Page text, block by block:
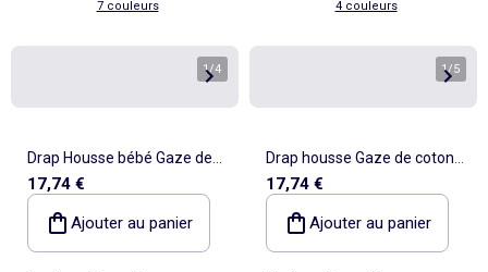
7 couleurs
4 couleurs
1/4
Drap Housse bébé Gaze de
coton Alia PROMO LINGE
17,74 €
Ajouter au panier
1/5
Drap housse Gaze de coton
Douceur d'Intérieur
17,74 €
Ajouter au panier